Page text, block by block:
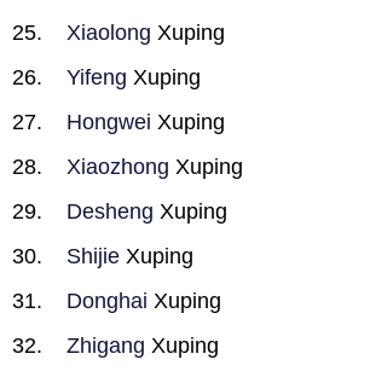
Xiaolong Xuping
Yifeng Xuping
Hongwei Xuping
Xiaozhong Xuping
Desheng Xuping
Shijie Xuping
Donghai Xuping
Zhigang Xuping